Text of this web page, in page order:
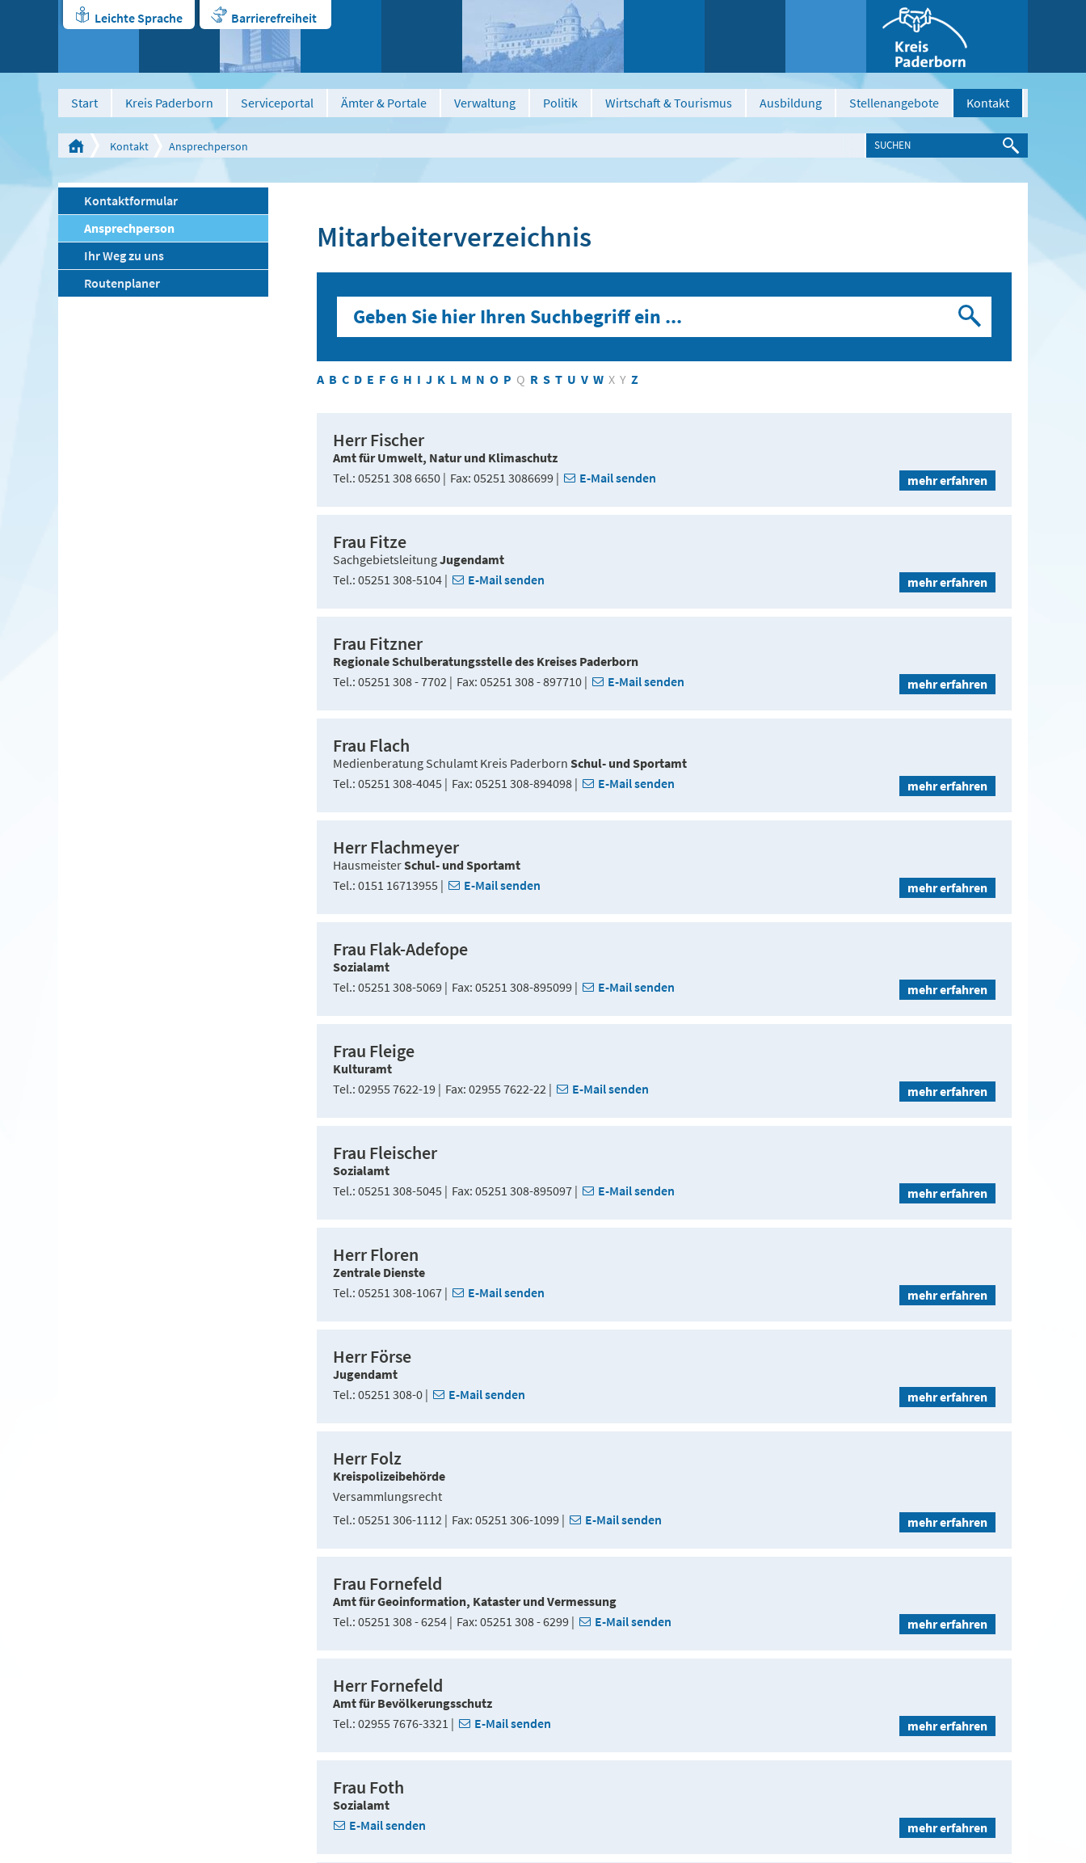
Leichte Sprache Barrierefreiheit
Start Kreis Paderborn Serviceportal Ämter & Portale Verwaltung Politik Wirtschaft & Tourismus Ausbildung Stellenangebote Kontakt
Kontakt Ansprechperson
Kontaktformular
Ansprechperson
Ihr Weg zu uns
Routenplaner
Mitarbeiterverzeichnis
A B C D E F G H I J K L M N O P Q R S T U V W X Y Z
Herr Fischer
Amt für Umwelt, Natur und Klimaschutz
Tel. 05251 308 6650 Fax 05251 3086699 E-Mail senden mehr erfahren
Frau Fitze
SachgebietsleitungJugendamt
Tel. 05251 308-5104 E-Mail senden mehr erfahren
Frau Fitzner
Regionale Schulberatungsstelle des Kreises Paderborn
Tel. 05251 308 - 7702 Fax 05251 308 - 897710 E-Mail senden mehr erfahren
Frau Flach
Medienberatung Schulamt Kreis Paderborn Schul- und Sportamt
Tel. 05251 308-4045 Fax 05251 308-894098 E-Mail senden mehr erfahren
Herr Flachmeyer
HausmeisterSchul- und Sportamt
Tel. 0151 16713955 E-Mail senden mehr erfahren
Frau Flak-Adefope
Sozialamt
Tel. 05251 308-5069 Fax 05251 308-895099 E-Mail senden mehr erfahren
Frau Fleige
Kulturamt
Tel. 02955 7622-19 Fax 02955 7622-22 E-Mail senden mehr erfahren
Frau Fleischer
Sozialamt
Tel. 05251 308-5045 Fax 05251 308-895097 E-Mail senden mehr erfahren
Herr Floren
Zentrale Dienste
Tel. 05251 308-1067 E-Mail senden mehr erfahren
Herr Förse
Jugendamt
Tel. 05251 308-0 E-Mail senden mehr erfahren
Herr Folz
Kreispolizeibehörde
Versammlungsrecht
Tel. 05251 306-1112 Fax 05251 306-1099 E-Mail senden mehr erfahren
Frau Fornefeld
Amt für Geoinformation, Kataster und Vermessung
Tel. 05251 308 - 6254 Fax 05251 308 - 6299 E-Mail senden mehr erfahren
Herr Fornefeld
Amt für Bevölkerungsschutz
Tel. 02955 7676-3321 E-Mail senden mehr erfahren
Frau Foth
Sozialamt
E-Mail senden
mehr erfahren